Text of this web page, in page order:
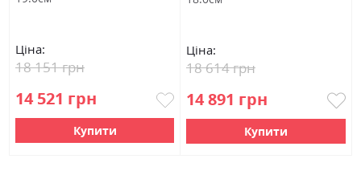
Ціна:
14 521 грн
18 151 грн
Купити
Ціна:
14 891 грн
18 614 грн
Купити